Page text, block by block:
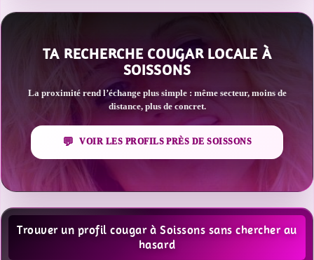
TA RECHERCHE COUGAR LOCALE À
SOISSONS
La proximité rend l’échange plus simple : même secteur, moins de
distance, plus de concret.
VOIR LES PROFILS PRÈS DE SOISSONS
Trouver un profil cougar à Soissons sans chercher au
hasard